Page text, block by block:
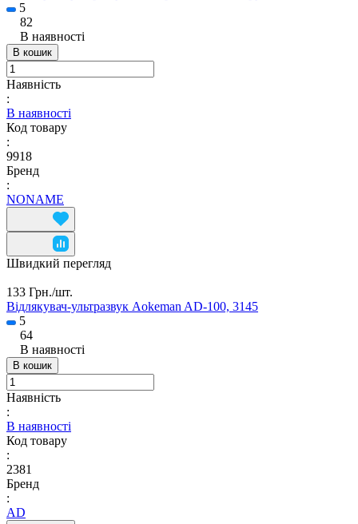
5
82
В наявності
В кошик
Наявність
:
В наявності
Код товару
:
9918
Бренд
:
NONAME
Швидкий перегляд
133 Грн./шт.
Відлякувач-ультразвук Aokeman AD-100, 3145
5
64
В наявності
В кошик
Наявність
:
В наявності
Код товару
:
2381
Бренд
:
AD